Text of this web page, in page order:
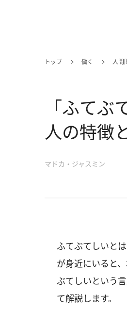
トップ 働く 人間
「ふて
人の特徴
マドカ・ジャスミン
ふてぶてしいと
が身近にいると
ぶてしいという
て解説します。